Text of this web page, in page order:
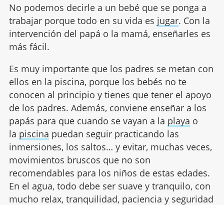
No podemos decirle a un bebé que se ponga a
trabajar porque todo en su vida es jugar. Con la
intervención del papá o la mamá, enseñarles es
más fácil.
Es muy importante que los padres se metan con
ellos en la piscina, porque los bebés no te
conocen al principio y tienes que tener el apoyo
de los padres. Además, conviene enseñar a los
papás para que cuando se vayan a la playa o
la piscina puedan seguir practicando las
inmersiones, los saltos… y evitar, muchas veces,
movimientos bruscos que no son
recomendables para los niños de estas edades.
En el agua, todo debe ser suave y tranquilo, con
mucho relax, tranquilidad, paciencia y seguridad